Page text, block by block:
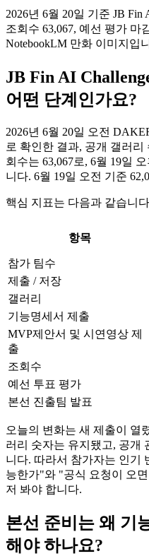
2026년 6월 20일 기준 JB Fin
조회수 63,067, 예선 평가 마
NotebookLM 만화 이미지입
JB Fin AI
어떤 단계인가요?
2026년 6월 20일 오전
로 확인한 결과, 공개 갤러리
회수는 63,067로, 6월 19일
니다. 6월 19일 오전 기준
핵심 지표는 다음과 같습니
항목
참가 팀수
제출 / 저장
갤러리
기능명세서 제출
MVP제안서 및 시연영상 제
출
조회수
예선 투표 평가
본선 진출팀 발표
오늘의 변화는 새 제출이 열
러리 숫자는 유지됐고, 공개
니다. 따라서 참가자는 인기
능한가"와 "공식 요청이 오
저 봐야 합니다.
본선 준비는 왜 기
해야 하나요?